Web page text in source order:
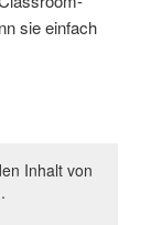
sie einfach
Inhalt von